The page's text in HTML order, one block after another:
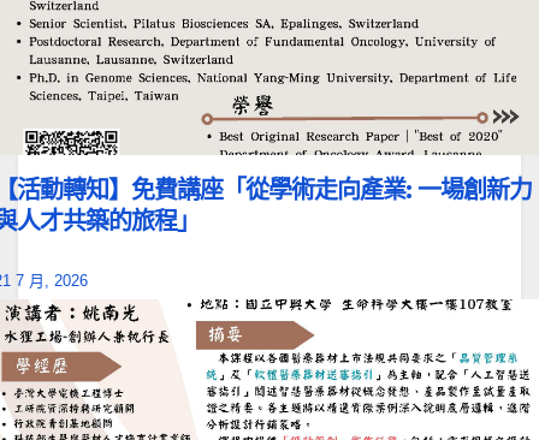
活動轉知】免費講座「從學術走向產業: ⼀場創新力
⼈才共築的旅程」
7 月, 2026